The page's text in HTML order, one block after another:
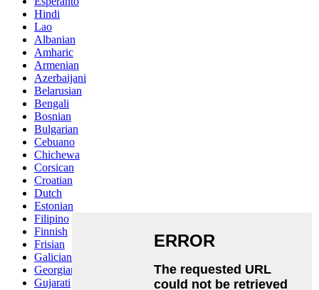
Hindi
Lao
Albanian
Amharic
Armenian
Azerbaijani
Belarusian
Bengali
Bosnian
Bulgarian
Cebuano
Chichewa
Corsican
Croatian
Dutch
Estonian
Filipino
Finnish
Frisian
Galician
Georgian
Gujarati